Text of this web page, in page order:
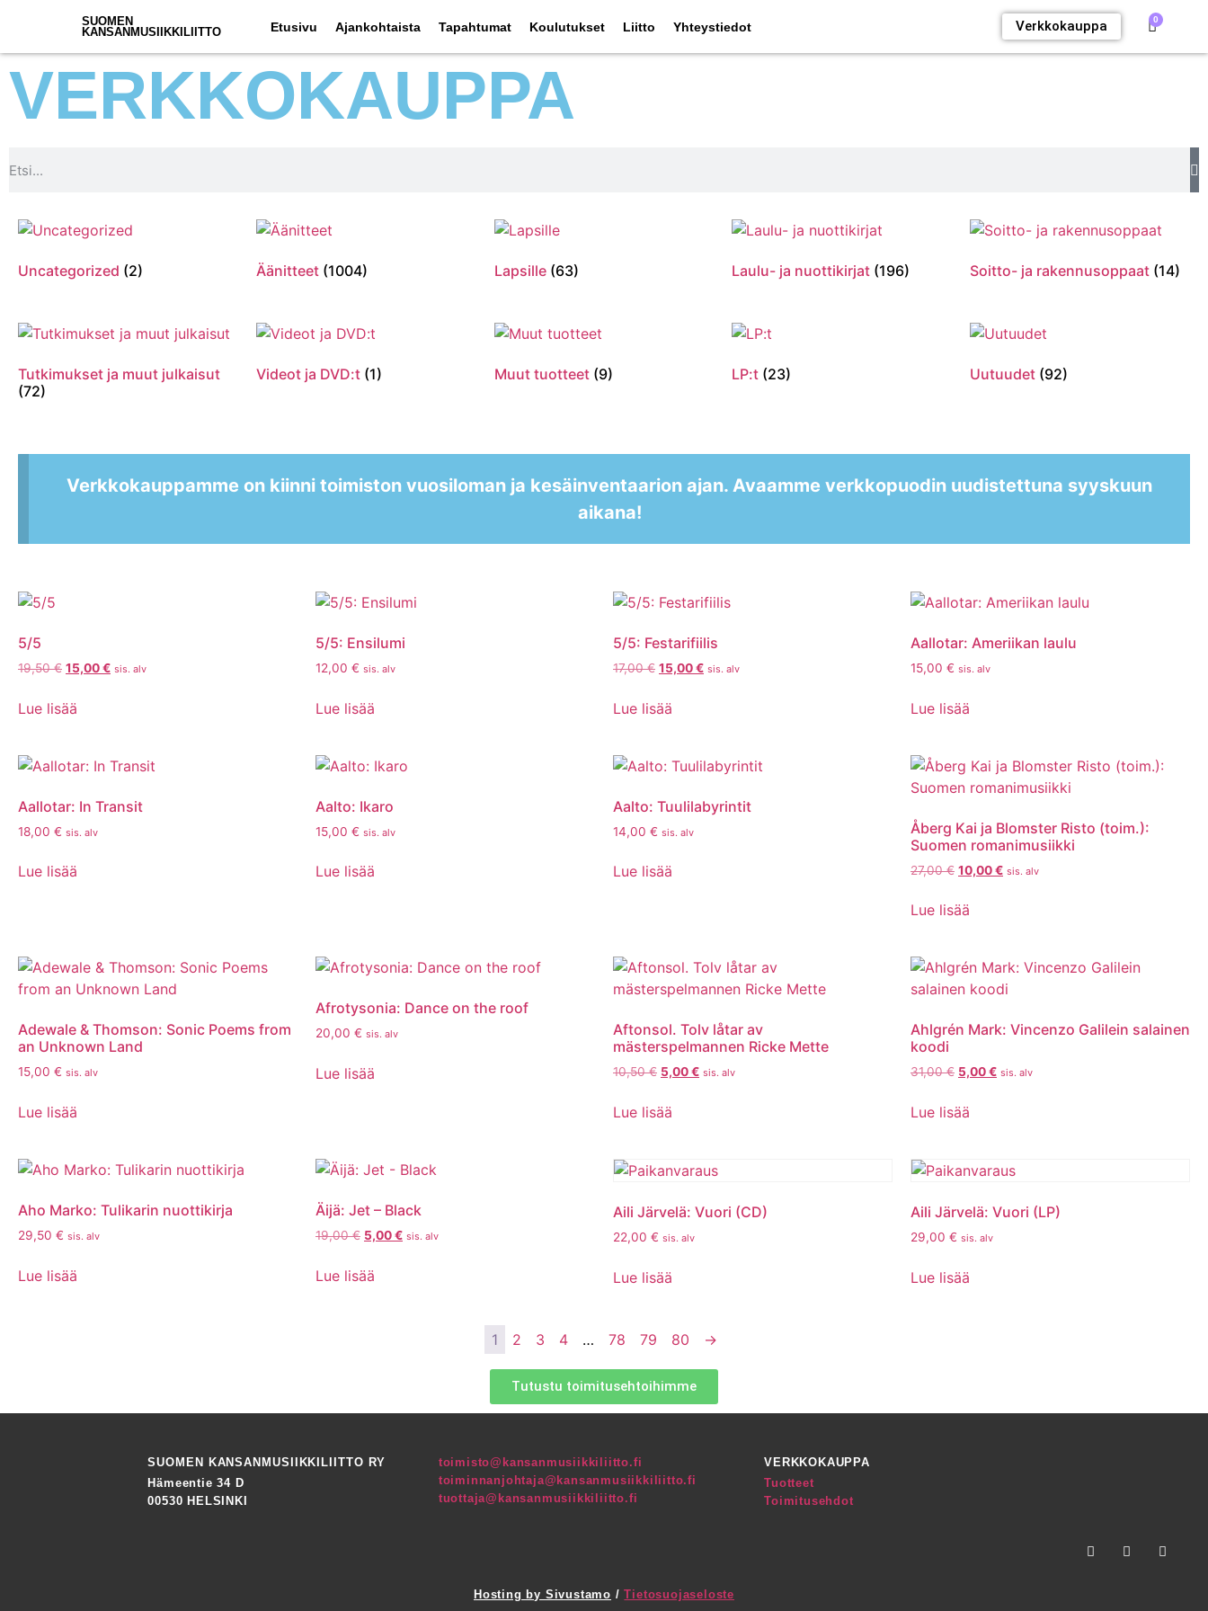
SUOMEN
KANSANMUSIIKKILIITTO
Etusivu Ajankohtaista Tapahtumat Koulutukset Liitto Yhteystiedot Verkkokauppa 0
VERKKOKAUPPA
Uncategorized (2) Äänitteet (1004) Lapsille (63) Laulu- ja nuottikirjat (196) Soitto- ja rakennusoppaat (14)
Tutkimukset ja muut julkaisut
(72)
Videot ja DVD:t (1) Muut tuotteet (9) LP:t (23) Uutuudet (92)
Verkkokauppamme on kiinni toimiston vuosiloman ja kesäinventaarion ajan. Avaamme verkkopuodin uudistettuna syyskuun
aikana!
5/5
19,50€ 15,00€ sis. alv
Lue lisää
5/5: Ensilumi
12,00 € sis. alv
Lue lisää
5/5: Festarifiilis
17,00€ 15,00€ sis. alv
Lue lisää
Aallotar: Ameriikan laulu
15,00 € sis. alv
Lue lisää
Aallotar: In Transit
18,00 € sis. alv
Lue lisää
Aalto: Ikaro
15,00 € sis. alv
Lue lisää
Aalto: Tuulilabyrintit
14,00 € sis. alv
Lue lisää
Åberg Kai ja Blomster Risto (toim.):
Suomen romanimusiikki
27,00€ 10,00€ sis. alv
Lue lisää
Adewale & Thomson: Sonic Poems from
an Unknown Land
15,00 € sis. alv
Lue lisää
Afrotysonia: Dance on the roof
20,00 € sis. alv
Lue lisää
Aftonsol. Tolv låtar av
mästerspelmannen Ricke Mette
10,50€ 5,00€ sis. alv
Lue lisää
Ahlgrén Mark: Vincenzo Galilein salainen
koodi
31,00€ 5,00€ sis. alv
Lue lisää
Aho Marko: Tulikarin nuottikirja
29,50 € sis. alv
Lue lisää
Äijä: Jet – Black
19,00€ 5,00€ sis. alv
Lue lisää
Aili Järvelä: Vuori (CD)
22,00 € sis. alv
Lue lisää
Aili Järvelä: Vuori (LP)
29,00 € sis. alv
Lue lisää
1 2 3 4 … 78 79 80 →
Tutustu toimitusehtoihimme
SUOMEN KANSANMUSIIKKILIITTO RY
Hämeentie 34 D
00530 HELSINKI
toimisto@kansanmusiikkiliitto.fi
toiminnanjohtaja@kansanmusiikkiliitto.fi
tuottaja@kansanmusiikkiliitto.fi
VERKKOKAUPPA
Tuotteet
Toimitusehdot
Hosting by Sivustamo /Tietosuojaseloste